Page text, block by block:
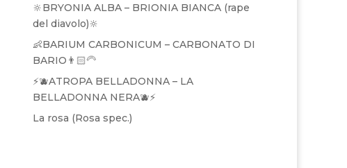
🔆BRYONIA ALBA – BRIONIA BIANCA (rape
del diavolo)🔆
👶BARIUM CARBONICUM – CARBONATO DI
BARIO👨🏻‍🦳
⚡🫐ATROPA BELLADONNA – LA
BELLADONNA NERA🫐⚡
La rosa (Rosa spec.)